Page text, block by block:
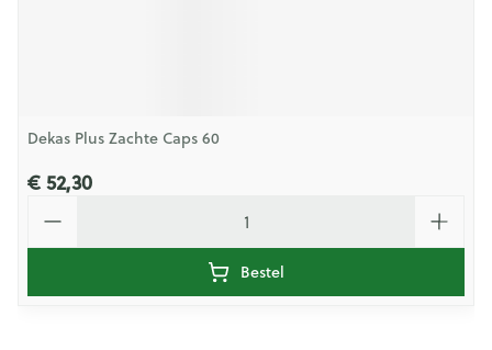
Dekas Plus Zachte Caps 60
€ 52,30
Bestel